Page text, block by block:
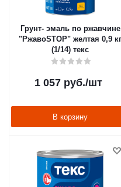
Грунт- эмаль по ржавчине
"РжавоSTOP" желтая 0,9 кг
(1/14) текс
1 057руб./шт
В корзину